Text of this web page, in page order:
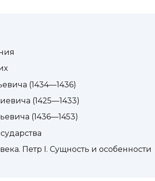
(1434—1436)
(1425—1433)
(1436—1453)
Петр I. Сущность и особенности